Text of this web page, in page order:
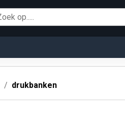
drukbanken